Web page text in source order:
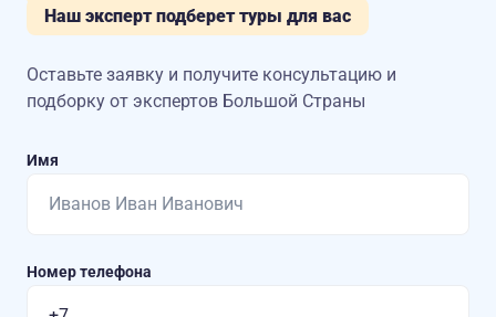
Наш эксперт подберет туры для вас
Оставьте заявку и получите консультацию и
подборку от экспертов Большой Страны
Имя
Номер телефона